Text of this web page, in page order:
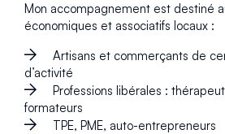
Mon accompagnement est destiné
économiques et associatifs locaux :
Artisans et commerçants de
d’activité
Professions libérales :
formateurs
TPE, PME, auto-entrepreneurs